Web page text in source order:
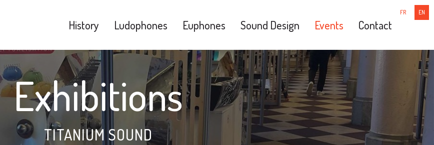
FR EN
History Ludophones Euphones Sound Design Events Contact
Exhibitions
TITANIUM SOUND